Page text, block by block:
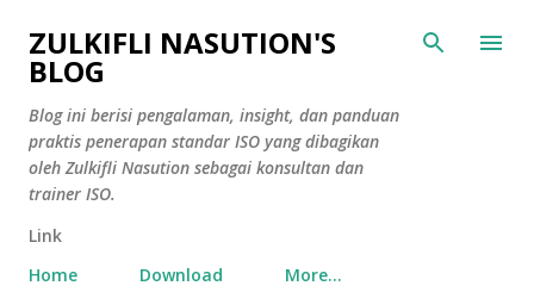
Skip to main content
ZULKIFLI NASUTION'S
BLOG
Blog ini berisi pengalaman, insight, dan panduan
praktis penerapan standar ISO yang dibagikan
oleh Zulkifli Nasution sebagai konsultan dan
trainer ISO.
Link
Home
Download More…